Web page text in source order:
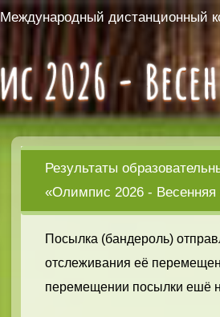
Международный дистанционный
Результаты
«Олимпис 2026 - Весенняя
Посылка (бандероль)
отслеживания её
перемещении посылки ешё